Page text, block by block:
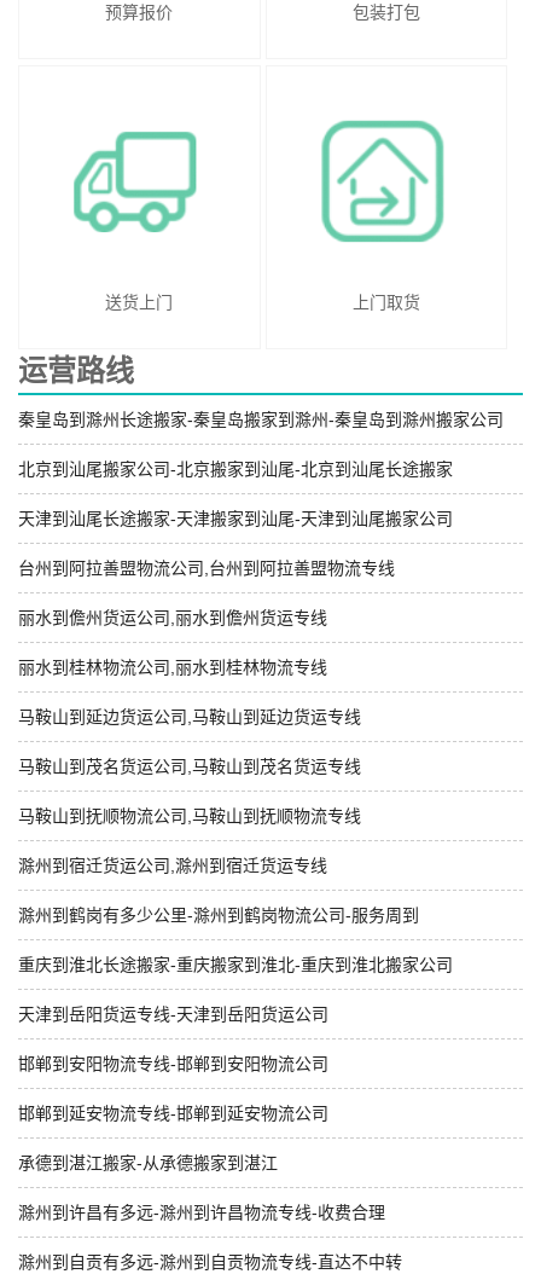
预算报价 包装打包
送货上门 上门取货
运营路线
秦皇岛到滁州长途搬家-秦皇岛搬家到滁州-秦皇岛到滁州搬家公司
北京到汕尾搬家公司-北京搬家到汕尾-北京到汕尾长途搬家
天津到汕尾长途搬家-天津搬家到汕尾-天津到汕尾搬家公司
台州到阿拉善盟物流公司,台州到阿拉善盟物流专线
丽水到儋州货运公司,丽水到儋州货运专线
丽水到桂林物流公司,丽水到桂林物流专线
马鞍山到延边货运公司,马鞍山到延边货运专线
马鞍山到茂名货运公司,马鞍山到茂名货运专线
马鞍山到抚顺物流公司,马鞍山到抚顺物流专线
滁州到宿迁货运公司,滁州到宿迁货运专线
滁州到鹤岗有多少公里-滁州到鹤岗物流公司-服务周到
重庆到淮北长途搬家-重庆搬家到淮北-重庆到淮北搬家公司
天津到岳阳货运专线-天津到岳阳货运公司
邯郸到安阳物流专线-邯郸到安阳物流公司
邯郸到延安物流专线-邯郸到延安物流公司
承德到湛江搬家-从承德搬家到湛江
滁州到许昌有多远-滁州到许昌物流专线-收费合理
滁州到自贡有多远-滁州到自贡物流专线-直达不中转